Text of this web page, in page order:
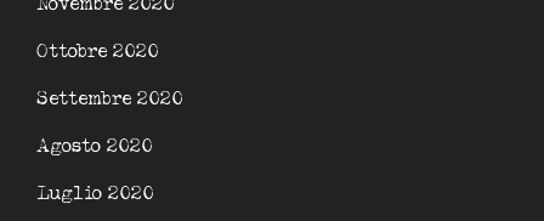
Novembre 2020
Ottobre 2020
Settembre 2020
Agosto 2020
Luglio 2020